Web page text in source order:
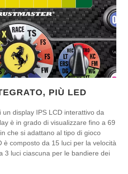
PIÙ LED
display IPS LCD interattivo da
è in grado di visualizzare fino a 69
che si adattano al tipo di gioco
è composto da 15 luci per la velocità
3 luci ciascuna per le bandiere dei